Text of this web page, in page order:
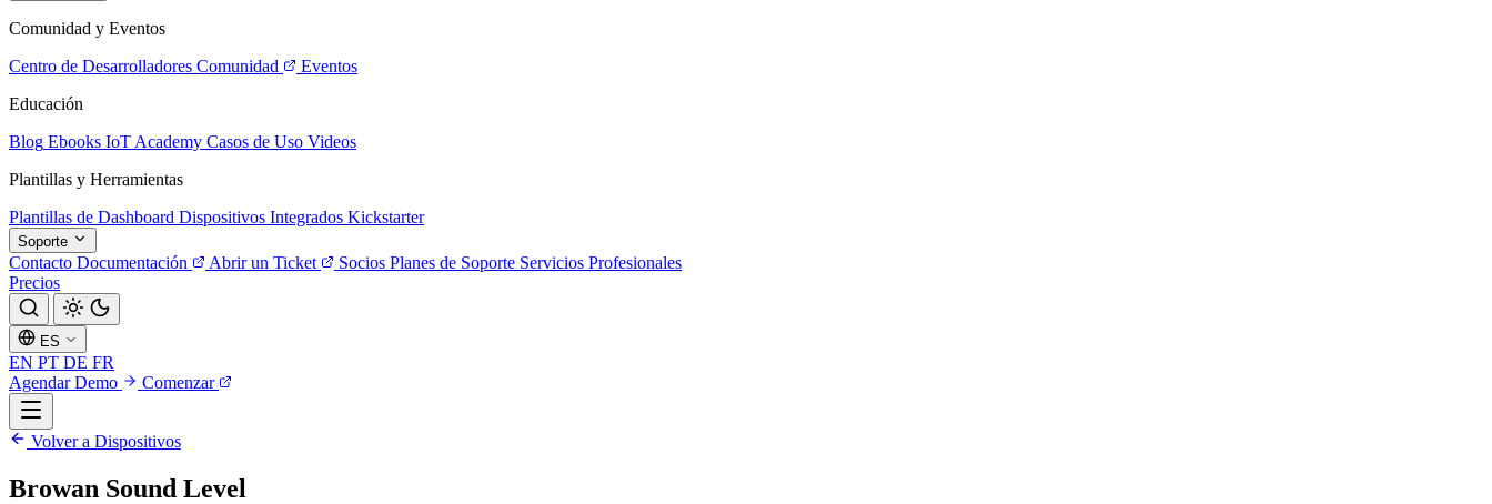
Comunidad y Eventos
Centro de Desarrolladores Comunidad
Eventos
Educación
Blog Ebooks IoT Academy Casos de Uso Videos
Plantillas y Herramientas
Plantillas de Dashboard Dispositivos Integrados Kickstarter
Soporte
Contacto Documentación Abrir un Ticket Socios Planes de Soporte Servicios Profesionales
Precios
ES
EN PT DE FR
Agendar Demo
Comenzar
Volver a Dispositivos
Browan Sound Level